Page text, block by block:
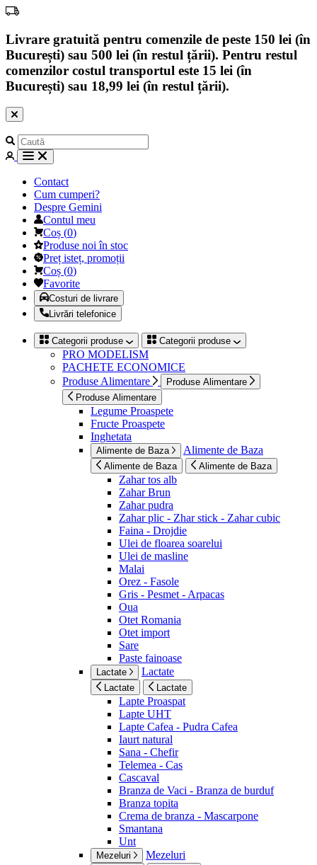
Livrare gratuită pentru comenzile de peste 150 lei (în
București) sau 500 lei (în restul țării). Pentru restul
comenzilor costul transportul este 15 lei (în
București) sau 18,99 lei (în restul țării).
Contact
Cum cumperi?
Despre Gemini
Contul meu
Coș (0)
Produse noi în stoc
Preț isteț, promoții
Coș (0)
Favorite
Costuri de livrare
Livrări telefonice
Categorii produse Categorii produse
PRO MODELISM
PACHETE ECONOMICE
Produse Alimentare
Produse Alimentare
Produse Alimentare
Legume Proaspete
Fructe Proaspete
Inghetata
Alimente de Baza Alimente de Baza
Alimente de Baza Alimente de Baza
Zahar tos alb
Zahar Brun
Zahar pudra
Zahar plic - Zhar stick - Zahar cubic
Faina - Drojdie
Ulei de floarea soarelui
Ulei de masline
Malai
Orez - Fasole
Gris - Pesmet - Arpacas
Oua
Otet Romania
Otet import
Sare
Paste fainoase
Lactate Lactate
Lactate Lactate
Lapte Proaspat
Lapte UHT
Lapte Cafea - Pudra Cafea
Iaurt natural
Sana - Chefir
Telemea - Cas
Cascaval
Branza de Vaci - Branza de burduf
Branza topita
Crema de branza - Mascarpone
Smantana
Unt
Mezeluri Mezeluri